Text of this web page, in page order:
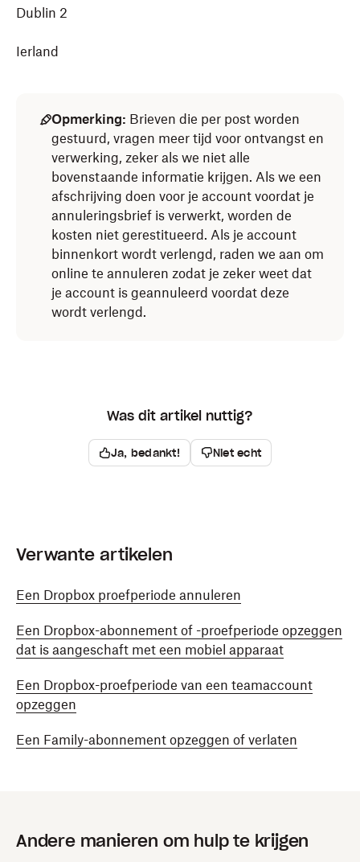
Dublin 2
Ierland
Opmerking: Brieven die per post worden
gestuurd, vragen meer tijd voor ontvangst en
verwerking, zeker als we niet alle
bovenstaande informatie krijgen. Als we een
afschrijving doen voor je account voordat je
annuleringsbrief is verwerkt, worden de
kosten niet gerestitueerd. Als je account
binnenkort wordt verlengd, raden we aan om
online te annuleren zodat je zeker weet dat
je account is geannuleerd voordat deze
wordt verlengd.
Was dit artikel nuttig?
Ja, bedankt! Niet echt
Verwante artikelen
Een Dropbox proefperiode annuleren
Een Dropbox-abonnement of -proefperiode opzeggen
dat is aangeschaft met een mobiel apparaat
Een Dropbox-proefperiode van een teamaccount
opzeggen
Een Family-abonnement opzeggen of verlaten
Andere manieren om hulp te krijgen